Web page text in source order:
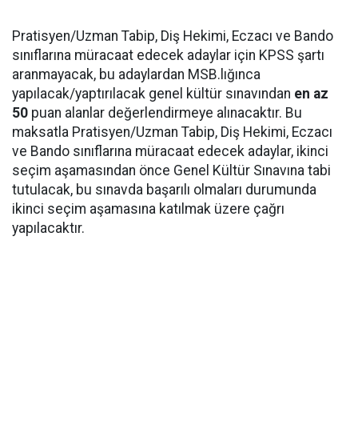
Pratisyen/Uzman Tabip, Diş Hekimi, Eczacı ve Bando
sınıflarına müracaat edecek adaylar için KPSS şartı
aranmayacak, bu adaylardan MSB.lığınca
yapılacak/yaptırılacak genel kültür sınavından en az
50 puan alanlar değerlendirmeye alınacaktır. Bu
maksatla Pratisyen/Uzman Tabip, Diş Hekimi, Eczacı
ve Bando sınıflarına müracaat edecek adaylar, ikinci
seçim aşamasından önce Genel Kültür Sınavına tabi
tutulacak, bu sınavda başarılı olmaları durumunda
ikinci seçim aşamasına katılmak üzere çağrı
yapılacaktır.